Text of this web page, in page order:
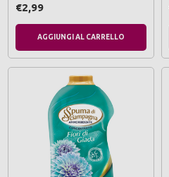
€2,99
AGGIUNGI AL CARRELLO